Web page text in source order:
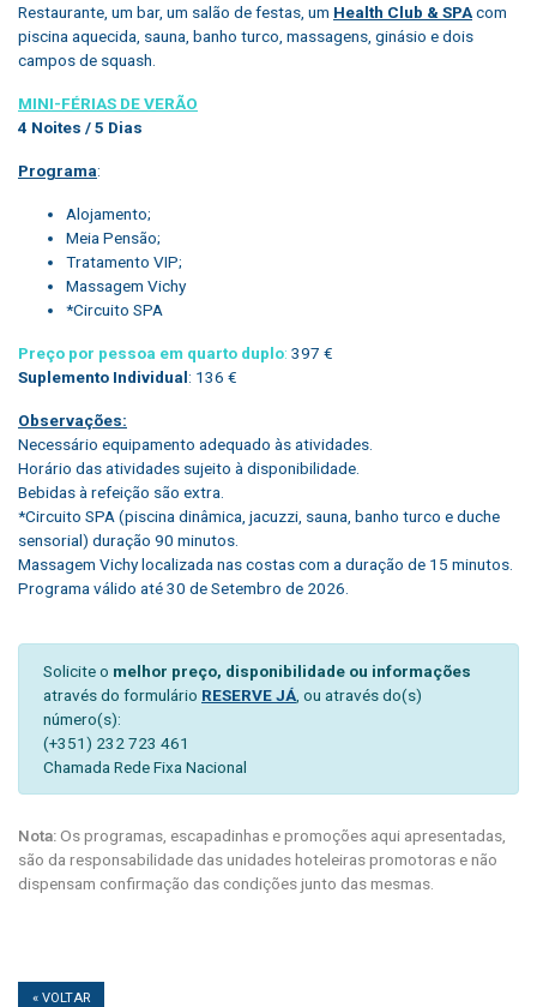
Restaurante, um bar, um salão de festas, um Health Club & SPAcom
piscina aquecida, sauna, banho turco, massagens, ginásio e dois
campos de squash.
MINI-FÉRIAS DE VERÃO
4 Noites / 5 Dias
Programa:
Alojamento;
Meia Pensão;
Tratamento VIP;
Massagem Vichy
*Circuito SPA
Preço por pessoa em quarto duplo: 397 €
Suplemento Individual: 136 €
Observações:
Necessário equipamento adequado às atividades.
Horário das atividades sujeito à disponibilidade.
Bebidas à refeição são extra.
*Circuito SPA (piscina dinâmica, jacuzzi, sauna, banho turco e duche
sensorial) duração 90 minutos.
Massagem Vichy localizada nas costas com a duração de 15 minutos.
Programa válido até 30 de Setembro de 2026.
Solicite o melhor preço, disponibilidade ou informações
através do formulário RESERVE JÁ , ou através do(s)
número(s):
(+351) 232 723 461
Chamada Rede Fixa Nacional
Nota:Os programas, escapadinhas e promoções aqui apresentadas,
são da responsabilidade das unidades hoteleiras promotoras e não
dispensam confirmação das condições junto das mesmas.
« VOLTAR